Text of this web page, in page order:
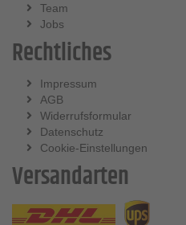
Team
Jobs
Rechtliches
Impressum
AGB
Widerrufsformular
Datenschutz
Cookie-Einstellungen
Versandarten